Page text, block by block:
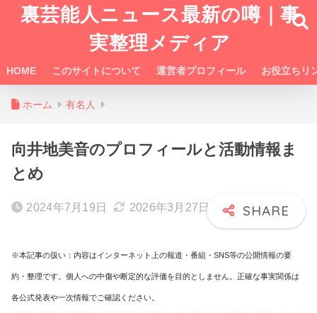
裏芸能人ニュース最新の噂｜事
実整理メディア
HOME このサイトについて 運営者プロフィール お役立ちリ
ホーム 有名人
向井地美音のプロフィールと活動情報ま
とめ
2024年7月19日 2026年3月27日
※本記事の扱い：内容はインターネット上の報道・番組・SNS等の公開情報の要
約・整理です。個人への中傷や断定的な評価を目的としません。正確な事実関係は
各公式発表や一次情報でご確認ください。